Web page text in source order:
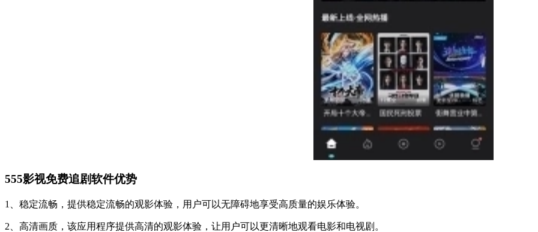
555影视免费追剧软件优势
1、稳定流畅，提供稳定流畅的观影体验，用户可以无障碍地享受高质量的娱乐体验。
2、高清画质，该应用程序提供高清的观影体验，让用户可以更清晰地观看电影和电视剧。